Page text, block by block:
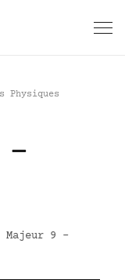
Physiques
—
Majeur 9 -